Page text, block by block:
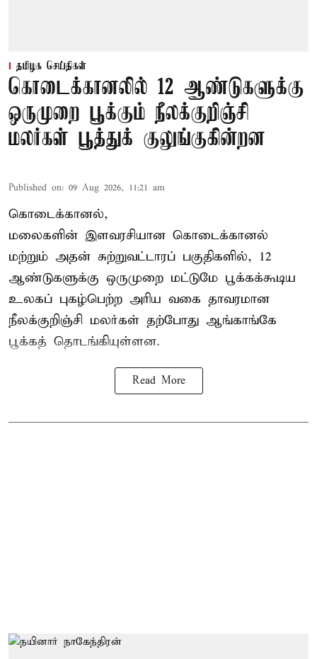
தமிழக செய்திகள்
கொடைக்கானலில் 12 ஆண்டுகளுக்கு
ஒருமுறை பூக்கும் நீலக்குறிஞ்சி
மலர்கள் பூத்துக் குலுங்குகின்றன
Published on: 09 Aug 2026, 11:21 am
கொடைக்கானல்,
மலைகளின் இளவரசியான கொடைக்கானல்
மற்றும் அதன் சுற்றுவட்டாரப் பகுதிகளில், 12
ஆண்டுகளுக்கு ஒருமுறை மட்டுமே பூக்கக்கூடிய
உலகப் புகழ்பெற்ற அரிய வகை தாவரமான
நீலக்குறிஞ்சி மலர்கள் தற்போது ஆங்காங்கே
பூக்கத் தொடங்கியுள்ளன.
Read More